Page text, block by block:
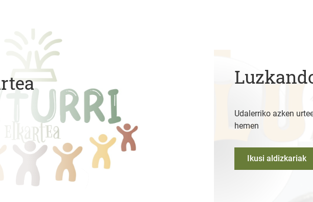
Udalerriko azken
hemen
Ikusi aldizkariak